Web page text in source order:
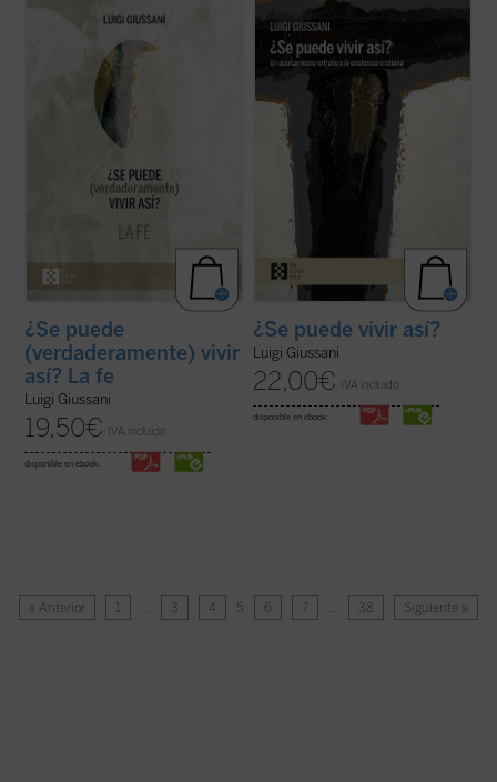
(verdaderamente) vivir así?propone
Este primer volumen, en palabras de
Giussani, transita por estos tres senderos:
«fe, certeza de una presencia; ...
¿Se puede
(verdaderamente) vivir
así? La fe
Luigi Giussani
19,50€ IVA incluido
disponible en ebook:
Un libro en el que el genio del autor brilla
especialmente, en un recorrido
humanamente razonable y atractivo a
través de los conceptos principales que
describen la existencia cristiana: fe
(libertad, obediencia), esperanza (pobreza,
confianza) y ...
(ver ficha)
¿Se puede vivir así?
Luigi Giussani
22,00€ IVA incluido
disponible en ebook:
« Anterior 1 … 3 4 5 6 7 … 38 Siguiente »